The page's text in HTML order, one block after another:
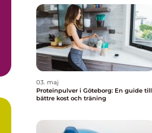
03. maj
Proteinpulver i Göteborg: En guide till
bättre kost och träning